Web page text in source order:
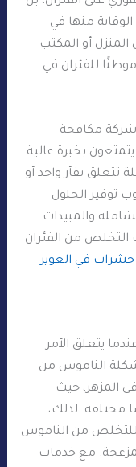
منها في
أو المكتب
للفئران في
مكافحة
بخبرة عالية
تتعلق بفأر واحد أو
توفير الحلول
والمبيدات
من الفئران
في العوير
يتعلق الأمر
الناموس من
المزهر، حيث
مختلفة. لذلك،
من الناموس
مع خدمات